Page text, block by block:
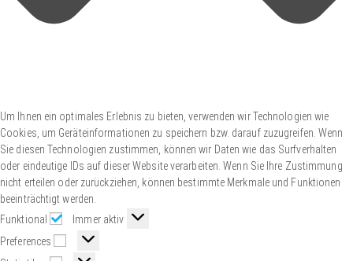
Um Ihnen ein optimales Erlebnis zu bieten, verwenden wir Technologien wie
Cookies, um Geräteinformationen zu speichern bzw. darauf zuzugreifen. Wenn
Sie diesen Technologien zustimmen, können wir Daten wie das Surfverhalten
oder eindeutige IDs auf dieser Website verarbeiten. Wenn Sie Ihre Zustimmung
nicht erteilen oder zurückziehen, können bestimmte Merkmale und Funktionen
beeinträchtigt werden.
Funktional
Immer aktiv
Preferences